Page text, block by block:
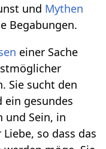
und Mythen
Begabungen.
einer Sache
Sie sucht den
gesundes
und Sein, in
so dass das